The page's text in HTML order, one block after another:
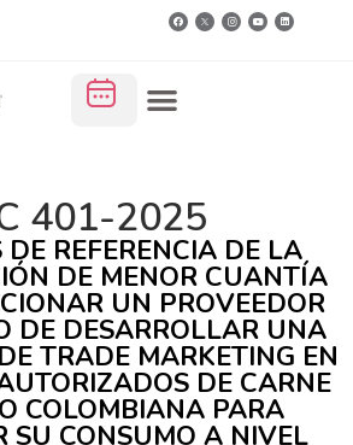
401-2025
REFERENCIA DE LA
DE MENOR CUANTÍA
UN PROVEEDOR
DE DESARROLLAR UNA
TRADE MARKETING EN
DE CARNE
COLOMBIANA PARA
SU CONSUMO A NIVEL